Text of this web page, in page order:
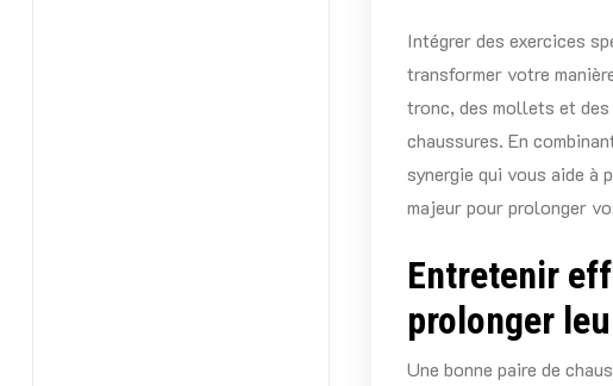
Intégrer des exercices
transformer votre
tronc, des mollets et
chaussures. En
synergie qui vous aide
majeur pour prolonger
Entretenir
prolonger
Une bonne paire de